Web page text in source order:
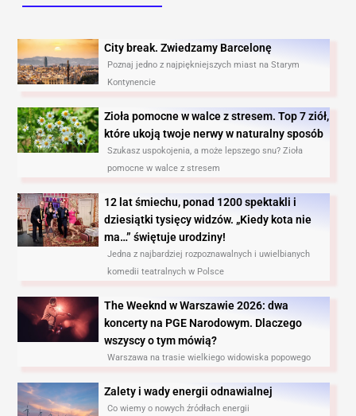
City break. Zwiedzamy Barcelonę​
Poznaj jedno z najpiękniejszych miast na Starym
Kontynencie
Zioła pomocne w walce z stresem. Top 7 ziół,
które ukoją twoje nerwy w naturalny sposób
Szukasz uspokojenia, a może lepszego snu? Zioła
pomocne w walce z stresem
12 lat śmiechu, ponad 1200 spektakli i
dziesiątki tysięcy widzów. „Kiedy kota nie
ma…” świętuje urodziny!
Jedna z najbardziej rozpoznawalnych i uwielbianych
komedii teatralnych w Polsce
The Weeknd w Warszawie 2026: dwa
koncerty na PGE Narodowym. Dlaczego
wszyscy o tym mówią?
Warszawa na trasie wielkiego widowiska popowego
Zalety i wady energii odnawialnej
Co wiemy o nowych źródłach energii